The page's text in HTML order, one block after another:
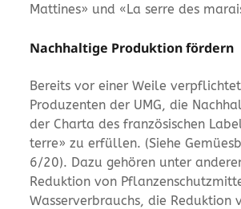
Mattines» und «La serre des
Nachhaltige Produktion fördern
Bereits vor einer Weile
Produzenten der UMG, die
der Charta des französischen
terre» zu erfüllen. (Siehe
6/20). Dazu gehören unter
Reduktion von
Wasserverbrauchs, die Reduktion